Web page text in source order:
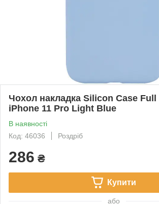
Чохол накладка Silicon Case Full
iPhone 11 Pro Light Blue
В наявності
Код: 46036
Роздріб
286 ₴
Купити
або